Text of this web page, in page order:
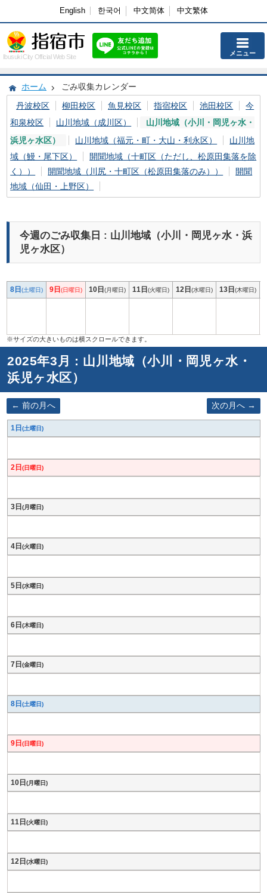
English 한국어 中文简体 中文繁体
Ibusuki City Official Web Site メニュー
ホーム
ごみ収集カレンダー
丹波校区
柳田校区 魚見校区 指宿校区 池田校区
今
和泉校区
山川地域（成川区）
山川地域（小川・岡児ヶ水・
浜児ヶ水区）
山川地域（福元・町・大山・利永区）
山川地
域（鰻・尾下区）
開聞地域（十町区（ただし、松原田集落を除
く））
開聞地域（川尻・十町区（松原田集落のみ））
開聞
地域（仙田・上野区）
今週のごみ収集日 : 山川地域（小川・岡児ヶ水・浜
児ヶ水区）
8日(土曜日) 9日(日曜日) 10日(月曜日) 11日(火曜日) 12日(水曜日) 13日(木曜日)
2025年3月 : 山川地域（小川・岡児ヶ水・
浜児ヶ水区）
前の月へ 次の月へ
1日 (土曜日)
2日 (日曜日)
3日 (月曜日)
4日 (火曜日)
5日 (水曜日)
6日 (木曜日)
7日 (金曜日)
8日 (土曜日)
9日 (日曜日)
10日 (月曜日)
11日 (火曜日)
12日 (水曜日)